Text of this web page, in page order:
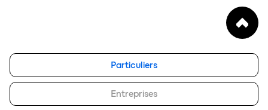
eloy group
travailler chez eloy
Contact
Particuliers
Entreprises